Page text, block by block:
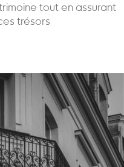
tout en assurant
trésors